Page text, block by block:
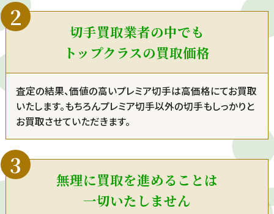
切手買取業者の中でも
トップクラスの買取価格
査定の結果、価値の高いプレミア切手は高価格にてお買取
いたします。もちろんプレミア切手以外の切手もしっかりと
お買取させていただきます。
無理に買取を進めることは
一切いたしません